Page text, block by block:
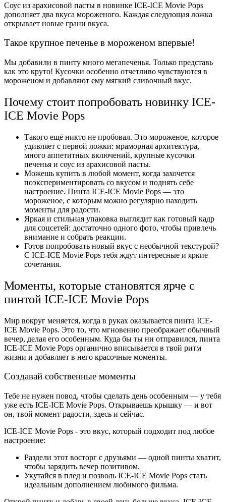
Соус из арахисовой пасты в новинке ICE-ICE Movie Pops
дополняет два вкуса мороженого. Каждая следующая ложка
открывает новые грани вкуса.
Такое крупное печенье в мороженом впервые!
Мы добавили в пинту много мегапеченья. Только представь
как это круто! Кусочки особенно отчетливо чувствуются в
мороженом и добавляют ему мягкий сливочный вкус.
Почему стоит попробовать новинку ICE-
ICE Movie Pops
Такого ещё никто не пробовал. Это мороженое, которое
удивляет с первой ложки: мраморная архитектура,
много аппетитных включений, крупные кусочки
печенья и соус из арахисовой пасты.
Можешь купить в любой момент, когда захочется
поэкспериментировать со вкусом и поднять себе
настроение. Пинта ICE-ICE Movie Pops — это
мороженое, с которым можно регулярно находить
моменты для радости.
Яркая и стильная упаковка выглядит как готовый кадр
для соцсетей: достаточно одного фото, чтобы привлечь
внимание и собрать реакции.
Готов попробовать новый вкус с необычной текстурой?
С ICE-ICE Movie Pops тебя ждут интересные и яркие
сочетания.
Моменты, которые становятся ярче с
пинтой ICE-ICE Movie Pops
Мир вокруг меняется, когда в руках оказывается пинта ICE-
ICE Movie Pops. Это то, что мгновенно преображает обычный
вечер, делая его особенным. Куда бы ты ни отправился, пинта
ICE-ICE Movie Pops органично вписывается в твой ритм
жизни и добавляет в него красочные моменты.
Создавай собственные моменты
Тебе не нужен повод, чтобы сделать день особенным — у тебя
уже есть ICE-ICE Movie Pops. Открываешь крышку — и вот
он, твой момент радости, здесь и сейчас.
ICE-ICE Movie Pops - это вкус, который подходит под любое
настроение:
Раздели этот восторг с друзьями — одной пинты хватит,
чтобы зарядить вечер позитивом.
Укутайся в плед и позволь ICE-ICE Movie Pops стать
идеальным дополнением любимого фильма.